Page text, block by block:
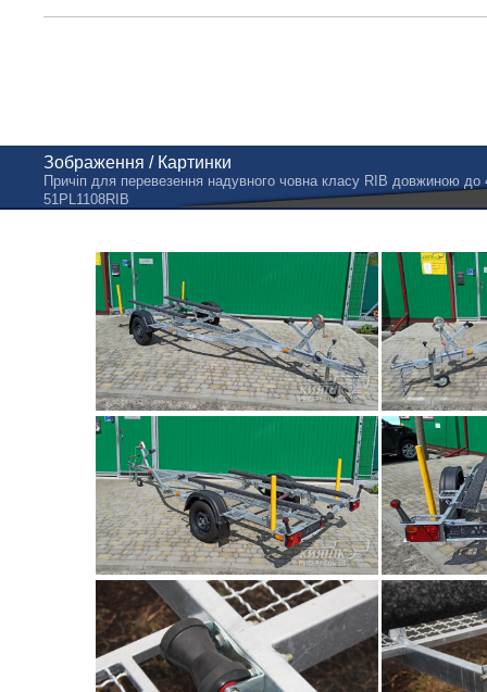
Зображення / Картинки
Причіп для перевезення надувного човна класу RIB довжиною
51PL1108RIB